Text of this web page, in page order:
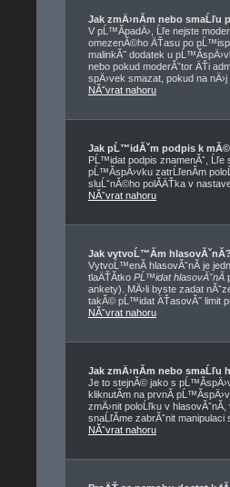
Jak zmÄ›nĂ­m nebo smaĹľu
V pĹ™Ă­padÄ›, Ĺľe nejste
omezenĂ©ho ÄŤasu po
malinkĂ˝ dodatek u
nebo pokud moderĂˇtor ÄŤi
spÄ›vek smazat, pokud na nÄ›j
NĂˇvrat nahoru
Jak pĹ™idĂˇm podpis k
PĹ™idat podpis znamenĂˇ,
pĹ™Ă­spÄ›vku zatrĹľenĂ­m
sluĹˇnĂ©ho polĂ­ÄŤka v
NĂˇvrat nahoru
Jak vytvoĹ™Ă­m hlasovĂˇnĂ­?
VytvoĹ™enĂ­ hlasovĂˇnĂ­ je
tlaÄŤĂ­tko PĹ™idat hlasovĂˇnĂ­
ankety). MÄ›li byste zadat
takĂ© pĹ™idat ÄŤasovĂ˝ limit
NĂˇvrat nahoru
Jak zmÄ›nĂ­m nebo smaĹľu
Je to stejnĂ© jako s
kliknutĂ­m na prvnĂ­
zmÄ›nit poloĹľku v
snaĹľĂ­me zabrĂˇnit manipulaci
NĂˇvrat nahoru